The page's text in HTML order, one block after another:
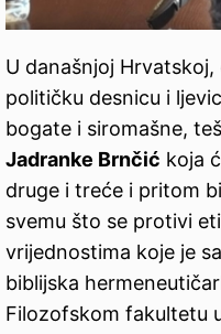
U današnjoj
političku desnicu i
bogate i siromašne,
Jadranke Brnčić koja
druge i treće i pritom
svemu što se protivi
vrijednostima koje je
biblijska
Filozofskom fakultetu